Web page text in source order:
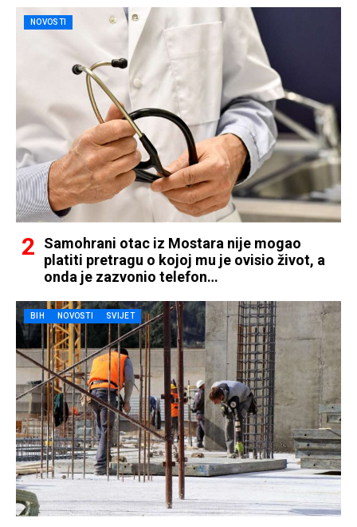
NOVOSTI
Samohrani otac iz Mostara nije mogao
platiti pretragu o kojoj mu je ovisio život, a
onda je zazvonio telefon…
BIH NOVOSTI SVIJET